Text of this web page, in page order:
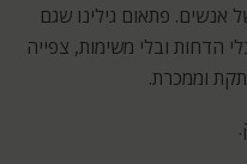
אנשים. פתאום גילינו שגם
הדחות ובלי משימות, צפייה
וממכרת.